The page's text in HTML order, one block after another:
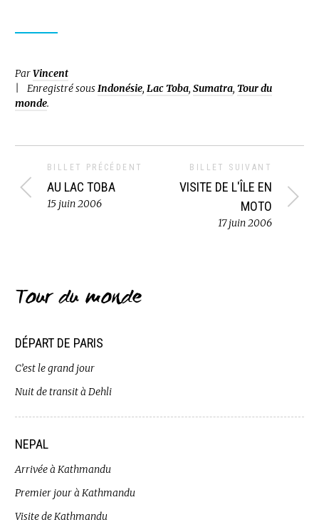
ParVincent
Enregistré sousIndonésie, Lac Toba, Sumatra, Tour du
monde.
BILLET PRÉCÉDENT
AU LAC TOBA
15 juin 2006
BILLET SUIVANT
VISITE DE L'ÎLE EN
MOTO
17 juin 2006
Tour du monde
DÉPART DE PARIS
C’est le grand jour
Nuit de transit à Dehli
NEPAL
Arrivée à Kathmandu
Premier jour à Kathmandu
Visite de Kathmandu